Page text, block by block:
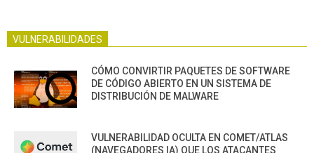
VULNERABILIDADES
CÓMO CONVIRTIR PAQUETES DE SOFTWARE
DE CÓDIGO ABIERTO EN UN SISTEMA DE
DISTRIBUCIÓN DE MALWARE
VULNERABILIDAD OCULTA EN COMET/ATLAS
(NAVEGADORES IA) QUE LOS ATACANTES